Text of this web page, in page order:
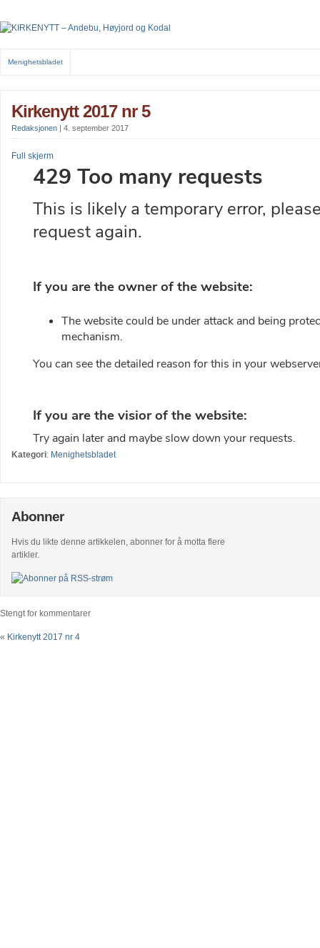
Menighetsbladet
Kirkenytt 2017 nr 5
Redaksjonen | 4. september 2017
Full skjerm
Kategori: Menighetsbladet
Abonner
Hvis du likte denne artikkelen, abonner for å motta flere
artikler.
Stengt for kommentarer
« Kirkenytt 2017 nr 4